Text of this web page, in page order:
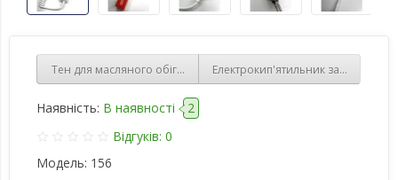
Тен для масляного обігрівача 2000W L=350mm D різьблення=1
Електрокип'ятильник
Наявність: В наявності
2
Відгуків: 0
Модель: 156